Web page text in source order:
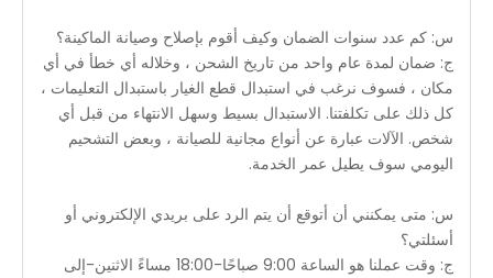
س: كم عدد سنوات الضمان وكيف أقوم بإصلاح وصيانة الماكينة؟
ج: ضمان لمدة عام واحد من تاريخ الشحن ، وخلاله أي خطأ في أي
مكان ، فسوف نرغب في استبدال قطع الغيار باستبدال التعليمات ،
كل ذلك على تكلفتنا. الاستبدال بسيط وسهل الانتهاء من قبل أي
شخص. الآلات عبارة عن أنواع مجانية للصيانة ، وبعض التشحيم
اليومي سوف يطيل عمر الخدمة.
س: متى يمكنني أن أتوقع أن يتم الرد على بريدي الإلكتروني أو
أسئلتي؟
ج: وقت عملنا هو الساعة 9:00 صباحًا-18:00 مساءً الاثنين-إلى